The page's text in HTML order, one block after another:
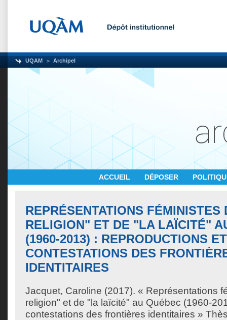
UQAM Archipel
ACCUEIL DÉPOSER
REPRÉSENTATIONS FÉMINISTES
RELIGION" ET DE "LA LAÏCITÉ"
(1960-2013) : REPRODUCTIONS ET
CONTESTATIONS DES
IDENTITAIRES
Jacquet, Caroline (2017). « Représentations
religion" et de "la laïcité" au Québec (1960-
contestations des frontières identitaires »